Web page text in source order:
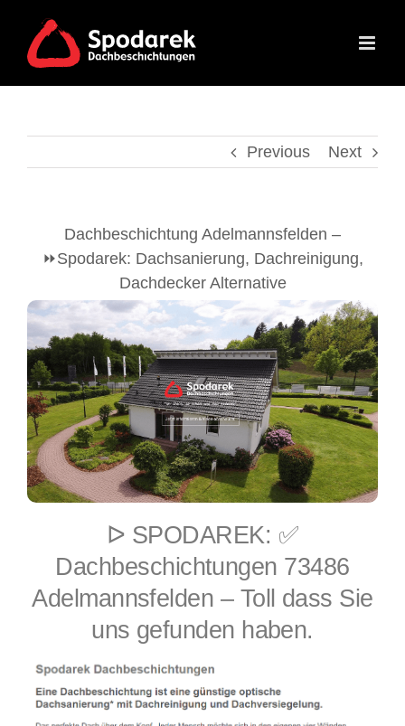
content
Previous Next
Dachbeschichtung Adelmannsfelden –
⏩Spodarek: Dachsanierung, Dachreinigung,
Dachdecker Alternative
ᐅ SPODAREK: ✅
Dachbeschichtungen 73486
Adelmannsfelden – Toll dass Sie
uns gefunden haben.